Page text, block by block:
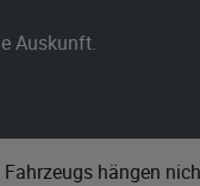
Auskunft.
Fahrzeugs hängen